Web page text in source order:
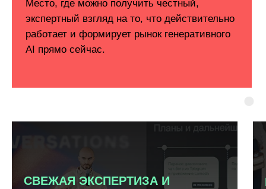
СВЕЖАЯ ЭКСПЕРТИЗА И